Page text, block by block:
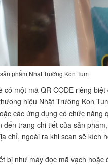
phẩm Nhật Trường Kon Tum
một mã QR CODE riêng biệt
hiệu Nhật Trường Kon
các ứng dụng có chức năng
trang chi tiết của sản
chỉ, ngoài ra khi scan sẽ kích
bị như máy đọc mã vạch